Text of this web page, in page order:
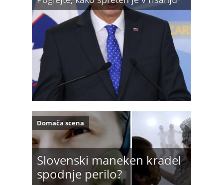
Slovenski maneken kradel
spodnje perilo?
Domača scena